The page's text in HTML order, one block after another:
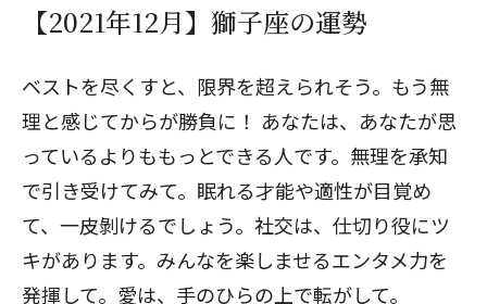
【2021年12月】獅子座の運勢
ベストを尽くすと、限界を超えられそう。もう無
理と感じてからが勝負に！ あなたは、あなたが思
っているよりももっとできる人です。無理を承知
で引き受けてみて。眠れる才能や適性が目覚め
て、一皮剝けるでしょう。社交は、仕切り役にツ
キがあります。みんなを楽しませるエンタメ力を
発揮して。愛は、手のひらの上で転がして。